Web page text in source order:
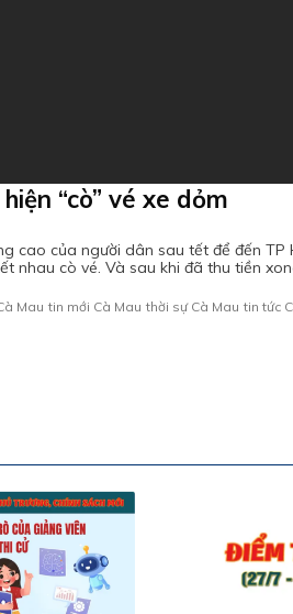
“cò” vé xe dỏm
cao của người dân sau tết để đến
nhau cò vé. Và sau khi đã thu tiền
Mau tin mới Cà Mau thời sự Cà Mau tin tức